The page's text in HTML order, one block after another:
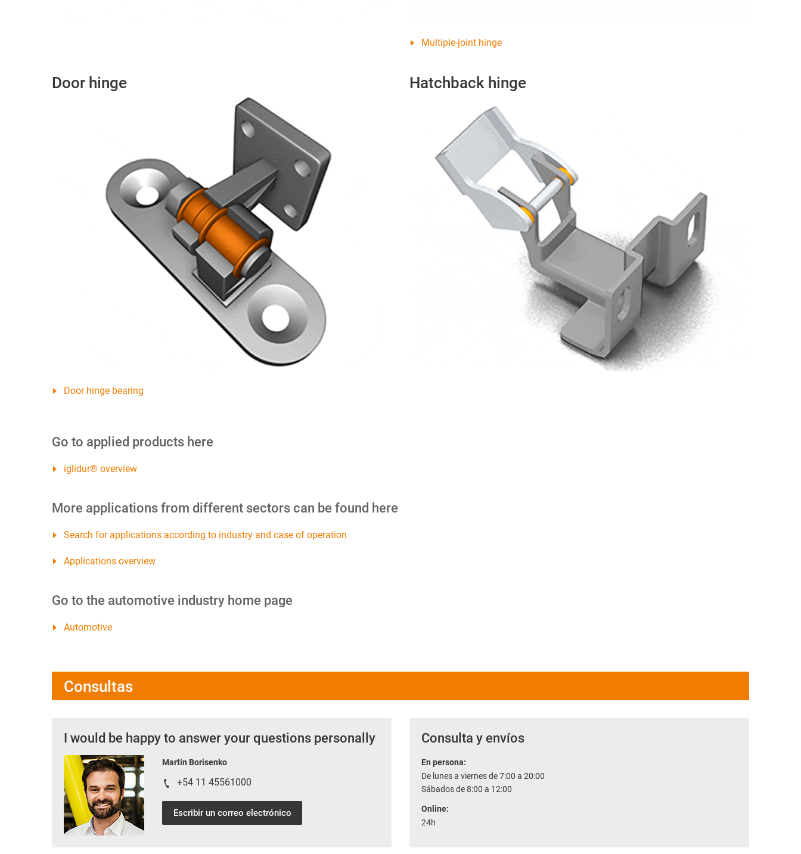
Multiple-joint hinge
Door hinge
Door hinge bearing
Hatchback hinge
Go to applied products here
iglidur® overview
More applications from different sectors can be found here
Search for applications according to industry and case of operation
Applications overview
Go to the automotive industry home page
Automotive
Consultas
I would be happy to answer your questions personally
Martin Borisenko
+54 11 45561000
Escribir un correo electrónico
Consulta y envíos
En persona:
De lunes a viernes de 7:00 a 20:00
Sábados de 8:00 a 12:00
Online:
24h